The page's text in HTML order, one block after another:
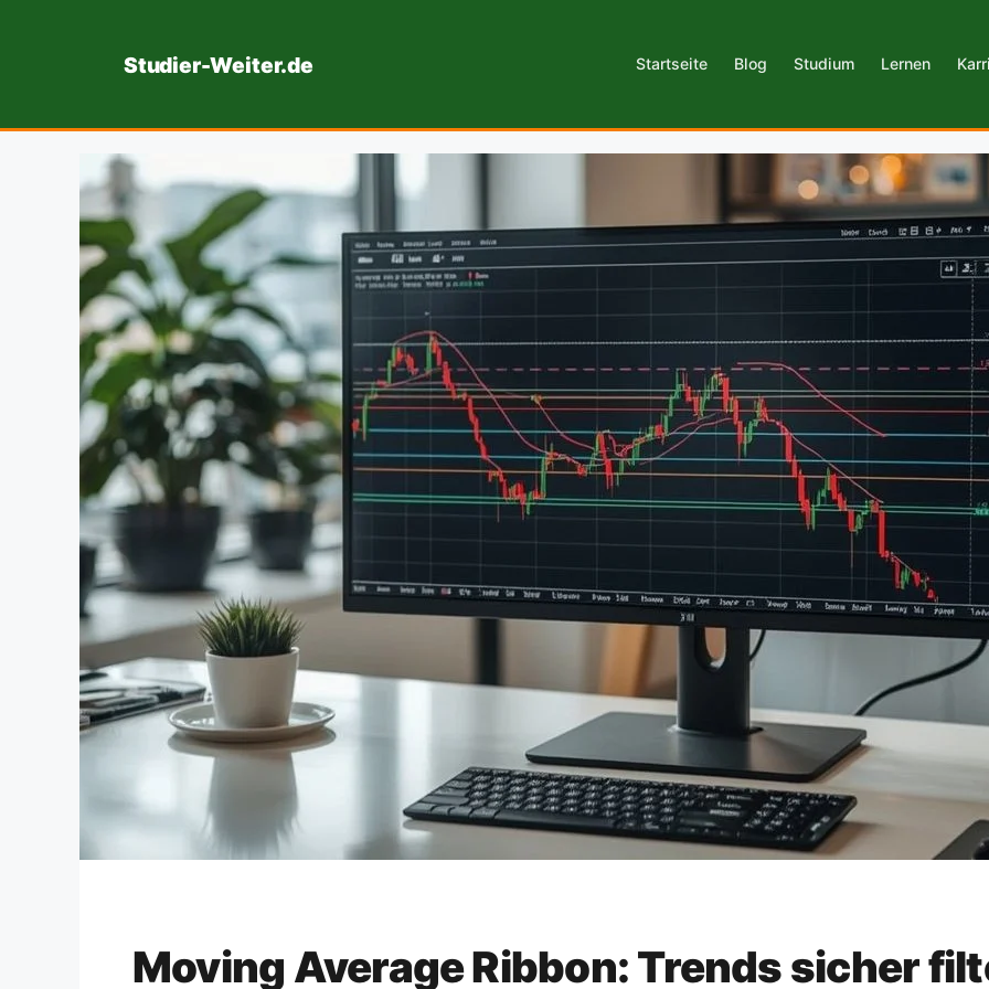
Studier-Weiter.de Startseite Blog Studium Lernen
Moving Average Ribbon: Trends sicher